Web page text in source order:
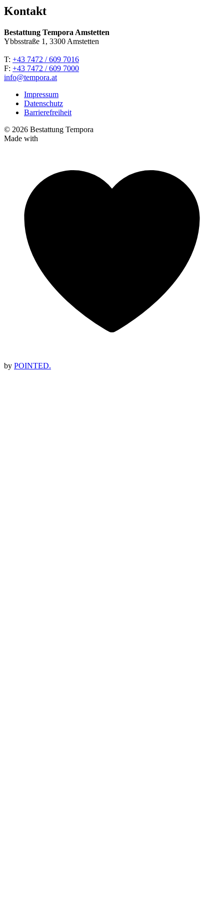
Kontakt
Bestattung Tempora Amstetten
Ybbsstraße 1, 3300 Amstetten
T: +43 7472 / 609 7016
F: +43 7472 / 609 7000
info@tempora.at
Impressum
Datenschutz
Barrierefreiheit
© 2026 Bestattung Tempora
Made with
by POINTED.